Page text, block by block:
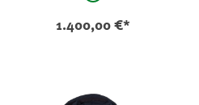
1.400,00 €*